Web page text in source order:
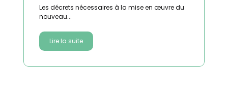
Les décrets nécessaires à la mise en œuvre du
nouveau...
Lire la suite